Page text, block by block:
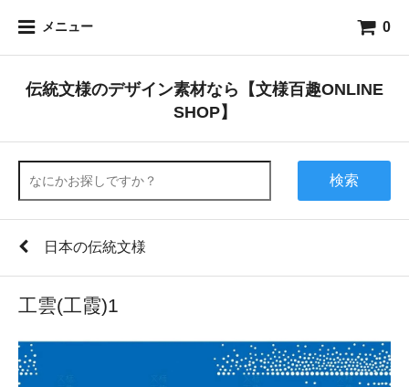
メニュー 0
伝統文様のデザイン素材なら【文様百趣ONLINE
SHOP】
検索
日本の伝統文様
工雲(工霞)1